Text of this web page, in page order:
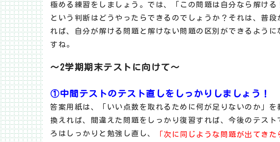
極める練習をしましょう。では、「この問題は自分なら解け
という判断はどうやったらできるのでしょうか？それは、普
れば、自分が解ける問題と解けない問題の区別ができるよう
すね。
～2学期期末テストに向けて～
①中間テストのテスト直しをしっかりしましょう！
答案用紙は、「いい点数を取れるために何が足りないのか」
換えれば、間違えた問題をしっかり復習すれば、今後のテス
ろはしっかりと勉強し直し、
「次に同じような問題が出てきた